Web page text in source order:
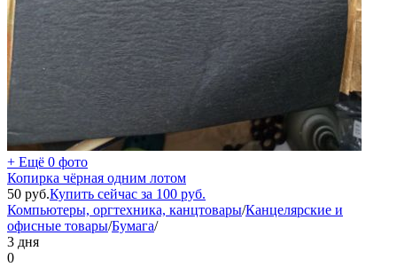
+ Ещё 0 фото
Копирка чёрная одним лотом
50 руб.Купить сейчас за 100 руб.
Компьютеры, оргтехника, канцтовары/Канцелярские и
офисные товары/Бумага/
3 дня
0